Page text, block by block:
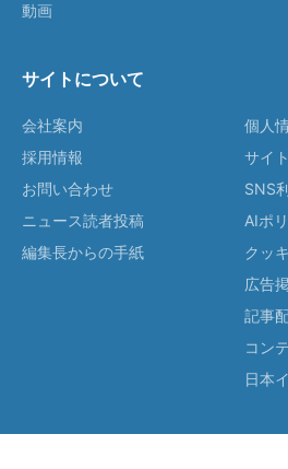
動画
サイトについて
会社案内
採用情報
お問い合わせ
ニュース読者投稿
編集長からの手紙
個人
サイ
SNS
AIポ
クッ
広告
記事
コン
日本